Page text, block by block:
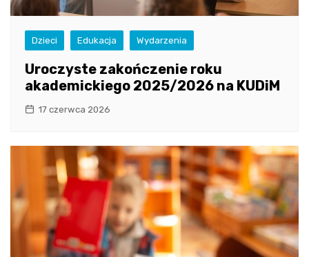
Dzieci Edukacja Wydarzenia
Uroczyste zakończenie roku
akademickiego 2025/2026 na KUDiM
17 czerwca 2026